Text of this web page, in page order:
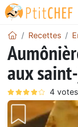
Recettes
aux